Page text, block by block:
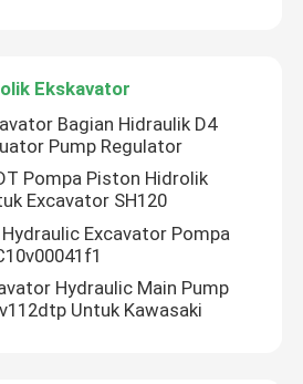
Ekskavator
Bagian Hidraulik D4
Pump Regulator
Pompa Piston Hidrolik
Excavator SH120
Excavator Pompa
Hydraulic Main Pump
Untuk Kawasaki